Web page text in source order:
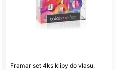
KLIPY NA
ale na jemných vlasech
Framar set 4ks klipy do vlasů,